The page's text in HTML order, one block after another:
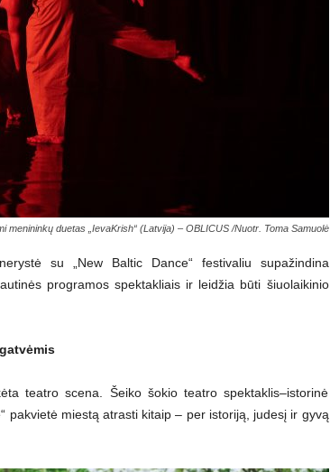
menininkų duetas „IevaKrish“ (Latvija) – OBLICUS /Nuotr. Toma Samuolė
su „New Baltic Dance“ festivaliu supažindina
programos spektakliais ir leidžia būti šiuolaikinio
teatro scena. Šeiko šokio teatro spektaklis–istorinė
pakvietė miestą atrasti kitaip – per istoriją, judesį ir gyvą